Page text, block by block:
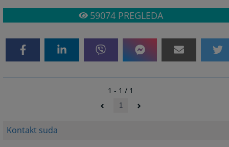
Kontakt suda
59074PREGLEDA
1 - 1 / 1
1